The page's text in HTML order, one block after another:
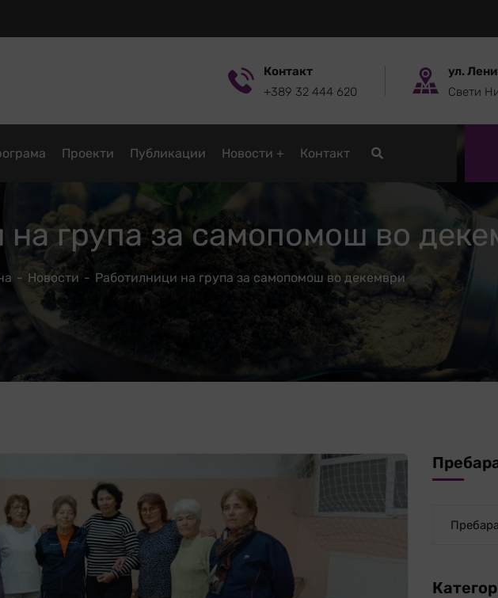
Контакт
+389 32 444 620
ул.
Свети
Проекти Публикации Новости Контакт
група за самопомош во
Новости Работилници на група за самопомош во декември